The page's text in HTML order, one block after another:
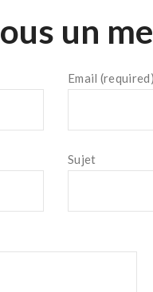
un
Email (required)
Sujet